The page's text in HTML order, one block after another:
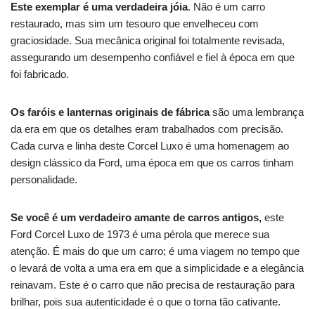
Este exemplar é uma verdadeira jóia. Não é um carro
restaurado, mas sim um tesouro que envelheceu com
graciosidade. Sua mecânica original foi totalmente revisada,
assegurando um desempenho confiável e fiel à época em que
foi fabricado.
Os faróis e lanternas originais de fábricasão uma lembrança
da era em que os detalhes eram trabalhados com precisão.
Cada curva e linha deste Corcel Luxo é uma homenagem ao
design clássico da Ford, uma época em que os carros tinham
personalidade.
Se você é um verdadeiro amante de carros antigos, este
Ford Corcel Luxo de 1973 é uma pérola que merece sua
atenção. É mais do que um carro; é uma viagem no tempo que
o levará de volta a uma era em que a simplicidade e a elegância
reinavam. Este é o carro que não precisa de restauração para
brilhar, pois sua autenticidade é o que o torna tão cativante.